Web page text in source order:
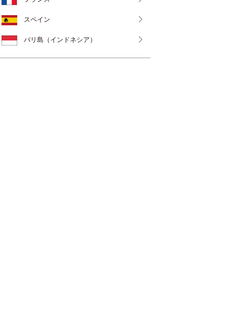
スペイン
バリ島（インドネシア）